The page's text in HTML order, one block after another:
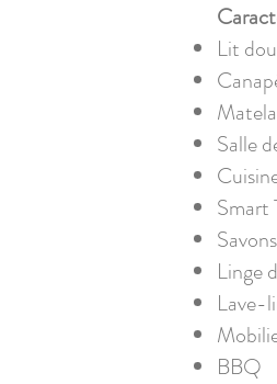
Lit
Salle
Smart
Linge
Lave-
BBQ